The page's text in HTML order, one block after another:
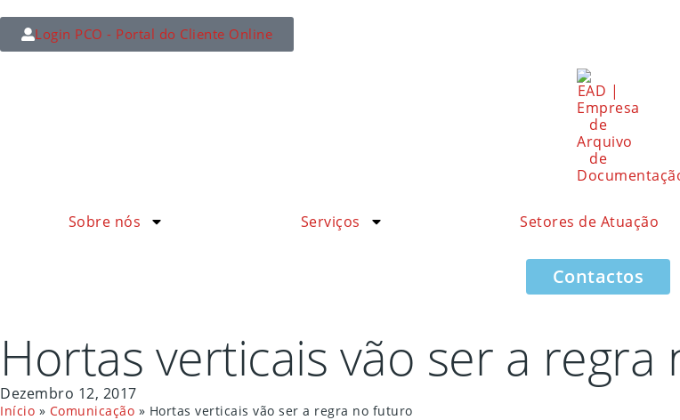
Login PCO - Portal do Cliente Online
Sobre nós Serviços Setores de Atuação
Contactos
Hortas verticais vão ser a
Dezembro 12, 2017
Início » Comunicação » Hortas verticais vão ser a regra no futuro